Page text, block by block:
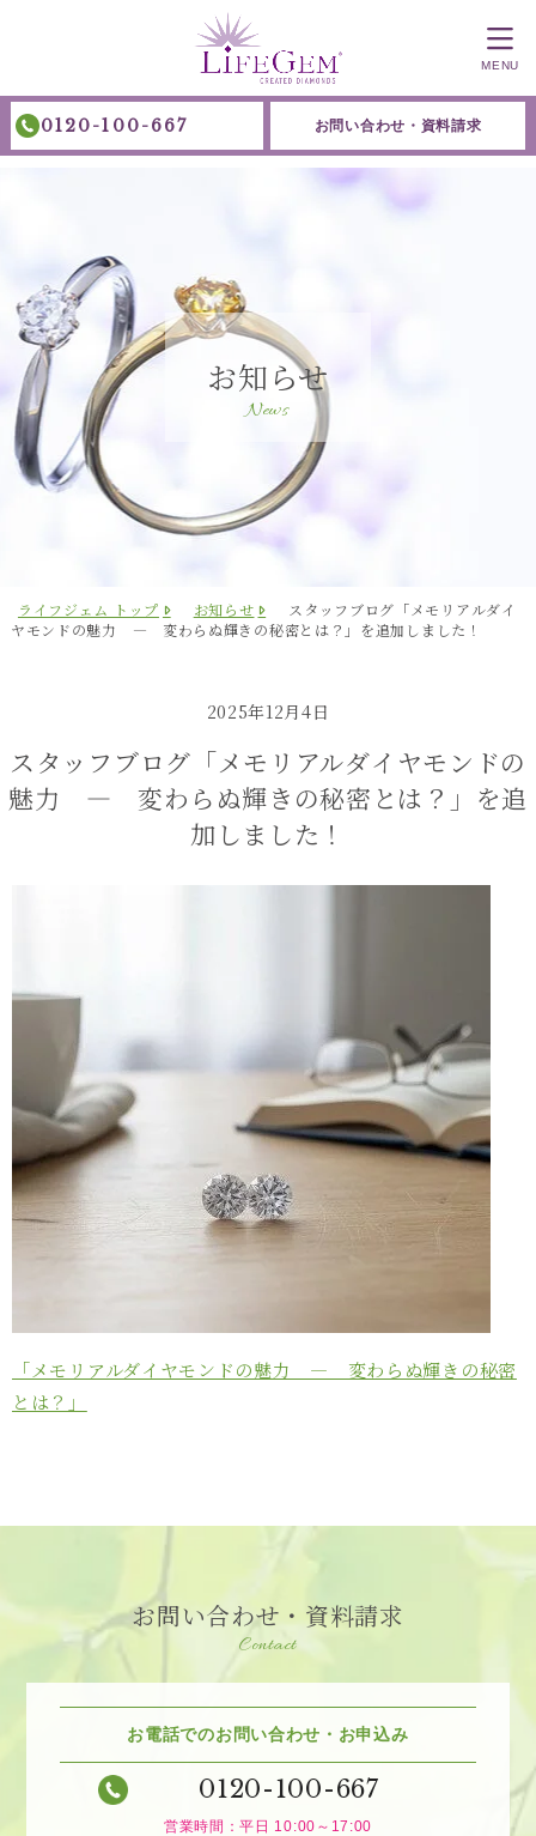
0120-100-667 お問い合わせ・資料請求
MENU
お知らせ
News
ライフジェム トップ お知らせ
スタッフブログ「メモリアルダイ
ヤモンドの魅力 ― 変わらぬ輝きの秘密とは？」を追加しました！
2025年12月4日
スタッフブログ「メモリアルダイヤモンドの
魅力 ― 変わらぬ輝きの秘密とは？」を追
加しました！
「メモリアルダイヤモンドの魅力 ― 変わらぬ輝きの秘密
とは？」
お問い合わせ・資料請求
Contact
お電話でのお問い合わせ・お申込み
0120-100-667
営業時間：平日 10:00～17:00